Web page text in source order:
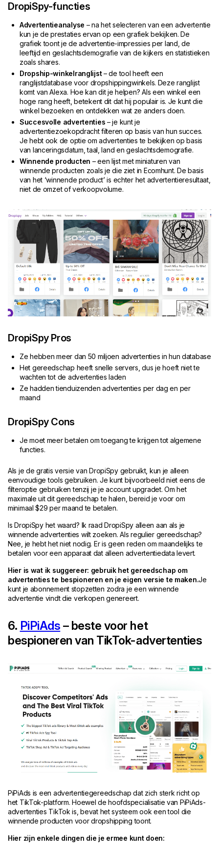
DropiSpy-functies
Advertentieanalyse – na het selecteren van een advertentie
kun je de prestaties ervan op een grafiek bekijken. De
grafiek toont je de advertentie-impressies per land, de
leeftijd en geslachtsdemografie van de kijkers en statistieken
zoals shares.
Dropship-winkelranglijst– de tool heeft een
ranglijstdatabase voor dropshippingwinkels. Deze ranglijst
komt van Alexa. Hoe kan dit je helpen? Als een winkel een
hoge rang heeft, betekent dit dat hij populair is. Je kunt die
winkel bezoeken en ontdekken wat ze anders doen.
Succesvolle advertenties – je kunt je
advertentiezoekopdracht filteren op basis van hun succes.
Je hebt ook de optie om advertenties te bekijken op basis
van lanceringsdatum, taal, land en geslachtsdemografie.
Winnende producten – een lijst met miniaturen van
winnende producten zoals je die ziet in Ecomhunt. De basis
van het ‘winnende product’ is echter het advertentieresultaat,
niet de omzet of verkoopvolume.
DropiSpy Pros
Ze hebben meer dan 50 miljoen advertenties in hun database
Het gereedschap heeft snelle servers, dus je hoeft niet te
wachten tot de advertenties laden
Ze hadden tienduizenden advertenties per dag en per
maand
DropiSpy Cons
Je moet meer betalen om toegang te krijgen tot algemene
functies.
Als je de gratis versie van DropiSpy gebruikt, kun je alleen
eenvoudige tools gebruiken. Je kunt bijvoorbeeld niet eens de
filteroptie gebruiken tenzij je je account upgradet. Om het
maximale uit dit gereedschap te halen, bereid je voor om
minimaal $29 per maand te betalen.
Is DropiSpy het waard? Ik raad DropiSpy alleen aan als je
winnende advertenties wilt zoeken. Als regulier gereedschap?
Nee, je hebt het niet nodig. Er is geen reden om maandelijks te
betalen voor een apparaat dat alleen advertentiedata levert.
Hier is wat ik suggereer: gebruik het gereedschap om
advertenties te bespioneren en je eigen versie te maken.Je
kunt je abonnement stopzetten zodra je een winnende
advertentie vindt die verkopen genereert.
6. PiPiAds – beste voor het
bespioneren van TikTok-advertenties
PiPiAds is een advertentiegereedschap dat zich sterk richt op
het TikTok-platform. Hoewel de hoofdspecialisatie van PiPiAds-
advertenties TikTok is, bevat het systeem ook een tool die
winnende producten voor dropshipping toont.
Hier zijn enkele dingen die je ermee kunt doen: